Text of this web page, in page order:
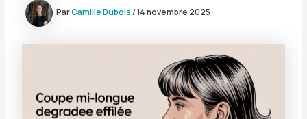
ParCamille Dubois/14 novembre 2025